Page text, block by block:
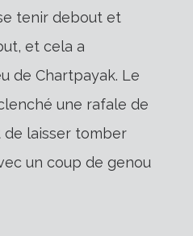
tenir debout et
et cela a
de Chartpayak. Le
une rafale de
laisser tomber
un coup de genou